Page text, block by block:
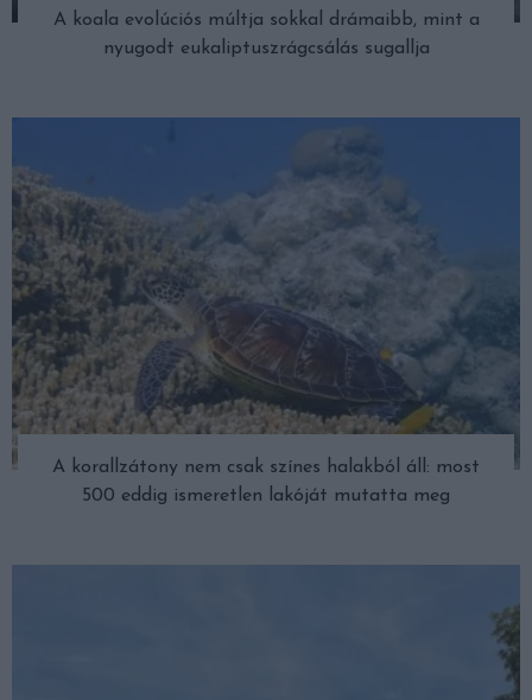
A koala evolúciós múltja sokkal drámaibb, mint a
nyugodt eukaliptuszrágcsálás sugallja
A korallzátony nem csak színes halakból áll: most
500 eddig ismeretlen lakóját mutatta meg